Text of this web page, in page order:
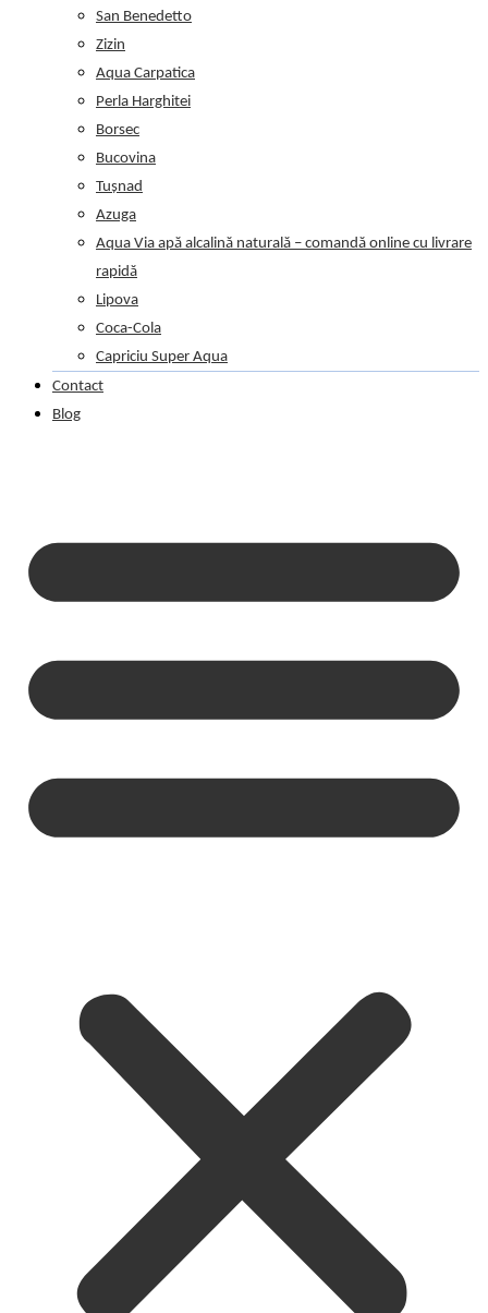
San Benedetto
Zizin
Aqua Carpatica
Perla Harghitei
Borsec
Bucovina
Tușnad
Azuga
Aqua Via apă alcalină naturală – comandă online cu livrare
rapidă
Lipova
Coca-Cola
Capriciu Super Aqua
Contact
Blog